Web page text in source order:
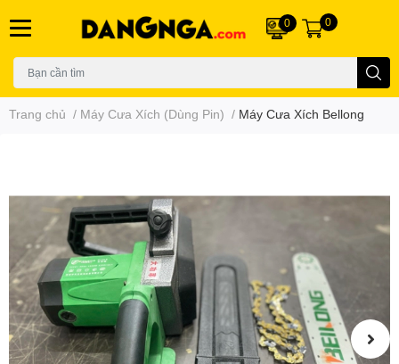
0 0
Trang chủ / Máy Cưa Xích (Dùng Pin) / Máy Cưa Xích Bellong